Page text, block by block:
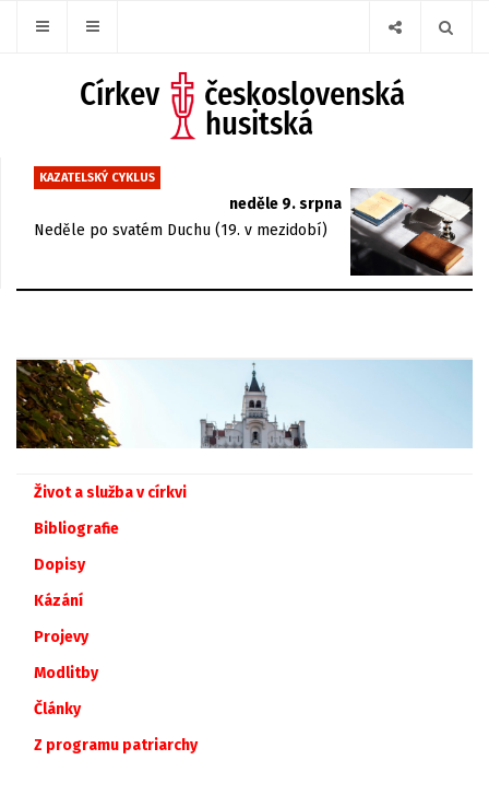
KAZATELSKÝ CYKLUS
neděle 9. srpna
Neděle po svatém Duchu (19. v mezidobí)
Život a služba v církvi
Bibliografie
Dopisy
Kázání
Projevy
Modlitby
Články
Z programu patriarchy